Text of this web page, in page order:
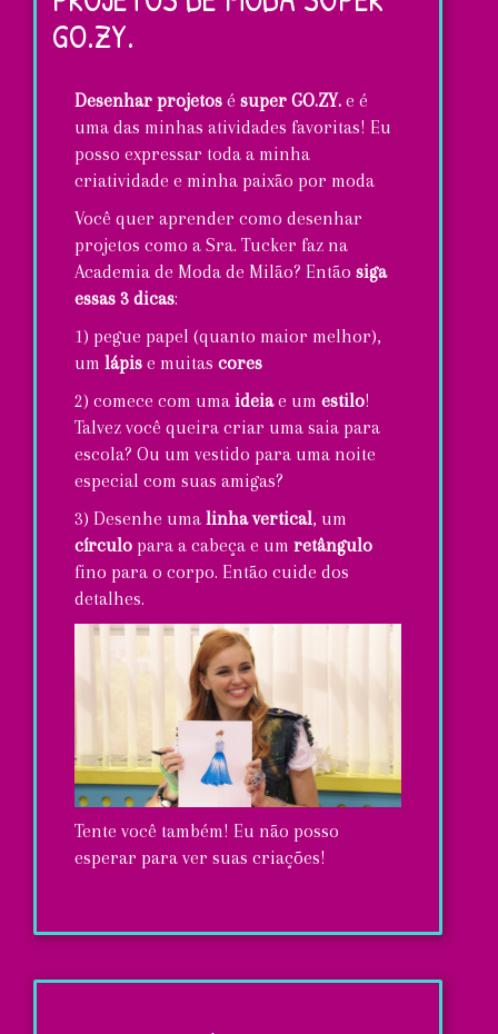
GO.ZY.
Desenhar projetos é super GO.ZY. e é
uma das minhas atividades favoritas! Eu
posso expressar toda a minha
criatividade e minha paixão por moda
Você quer aprender como desenhar
projetos como a Sra. Tucker faz na
Academia de Moda de Milão? Então siga
essas 3 dicas:
1) pegue papel (quanto maior melhor),
um lápis e muitas cores
2) comece com uma ideiae um estilo!
Talvez você queira criar uma saia para
escola? Ou um vestido para uma noite
especial com suas amigas?
3) Desenhe uma linha vertical, um
círculo para a cabeça e um retângulo
fino para o corpo. Então cuide dos
detalhes.
Tente você também! Eu não posso
esperar para ver suas criações!
regras